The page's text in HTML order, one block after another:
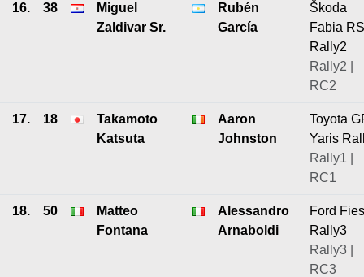
16. 38
Miguel
Zaldivar Sr.
Rubén
García
Škoda
Fabia RS
Rally2
Rally2 |
RC2
17. 18
Takamoto
Katsuta
Aaron
Johnston
Toyota
Yaris
Rally1 |
RC1
18. 50
Matteo
Fontana
Alessandro
Arnaboldi
Ford
Rally3
Rally3 |
RC3